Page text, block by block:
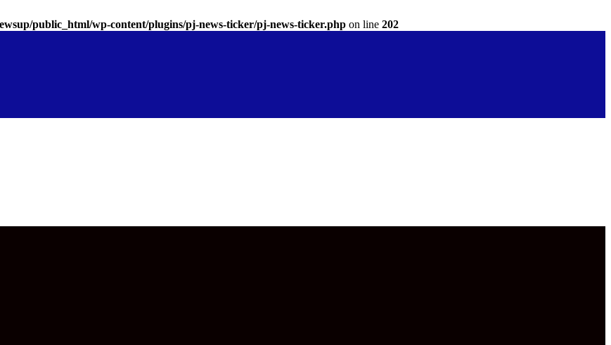
public_html/wp-content/plugins/pj-news-ticker/pj-news-ticker.php on line 202